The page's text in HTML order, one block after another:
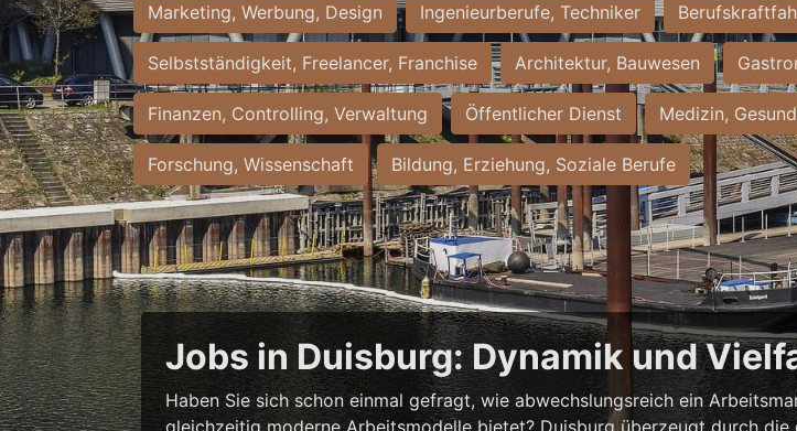
Marketing, Werbung, Design Ingenieurberufe, Techniker
Selbstständigkeit, Freelancer, Franchise Architektur, Bauwesen
Finanzen, Controlling, Verwaltung Öffentlicher Dienst Medizin,
Forschung, Wissenschaft Bildung, Erziehung, Soziale Berufe
Jobs in Duisburg: Dynamik und
Haben Sie sich schon einmal gefragt, wie abwechslungsreich ein